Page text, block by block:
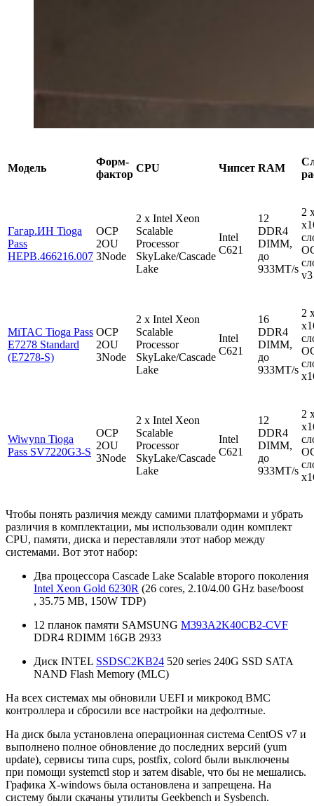
Модель
Форм-
фактор
CPU Чипсет RAM
Гагар.ИН Tioga
Pass
HEPB.466216.007
OCP
2OU
3Node
2 x Intel Xeon
Scalable
Processor
SkyLake/Cascade
Lake
Intel
C621
12
DDR4
DIMM,
до
933MT/s
2
MiTAC Tioga Pass
E7278 Standard
(E7278-S)
OCP
2OU
3Node
2 x Intel Xeon
Scalable
Processor
SkyLake/Cascade
Lake
Intel
C621
16
DDR4
DIMM,
до
933MT/s
2
Wiwynn Tioga
Pass SV7220G3-S
OCP
2OU
3Node
2 x Intel Xeon
Scalable
Processor
SkyLake/Cascade
Lake
Intel
C621
12
DDR4
DIMM,
до
933MT/s
2
Чтобы понять различия между самими платформами и убрать
различия в комплектации, мы использовали один комплект
CPU, памяти, диска и переставляли этот набор между
системами. Вот этот набор:
Два процессора Cascade Lake Scalable второго поколения
Intel Xeon Gold 6230R (26 cores, 2.10/4.00 GHz base/boost
, 35.75 MB, 150W TDP)
12 планок памяти SAMSUNG M393A2K40CB2-CVF
DDR4 RDIMM 16GB 2933
Диск INTEL SSDSC2KB24 520 series 240G SSD SATA
NAND Flash Memory (MLC)
На всех системах мы обновили UEFI и микрокод BMC
контроллера и сбросили все настройки на дефолтные.
На диск была установлена операционная система CentOS v7 и
выполнено полное обновление до последних версий (yum
update), сервисы типа cups, postfix, colord были выключены
при помощи systemctl stop и затем disable, что бы не мешались.
Графика X-windows была остановлена и запрещена. На
систему были скачаны утилиты Geekbench и Sysbench.